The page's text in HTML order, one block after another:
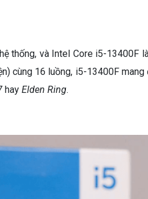
thống, và Intel Core i5-
cùng 16 luồng, i5-13400F
hay Elden Ring.